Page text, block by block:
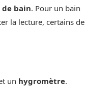
bain. Pour un bain
la lecture, certains de
un hygromètre.